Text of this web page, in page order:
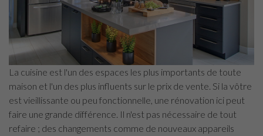
La cuisine est l'un des espaces les plus importants de toute
maison et l'un des plus influents sur le prix de vente. Si la vôtre
est vieillissante ou peu fonctionnelle, une rénovation ici peut
faire une grande différence. Il n'est pas nécessaire de tout
refaire ; des changements comme de nouveaux appareils